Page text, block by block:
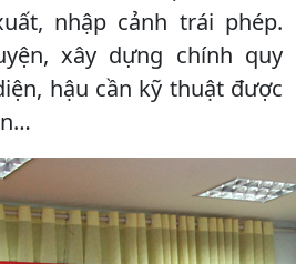
nhập cảnh trái phép.
xây dựng chính quy
hậu cần kỹ thuật được